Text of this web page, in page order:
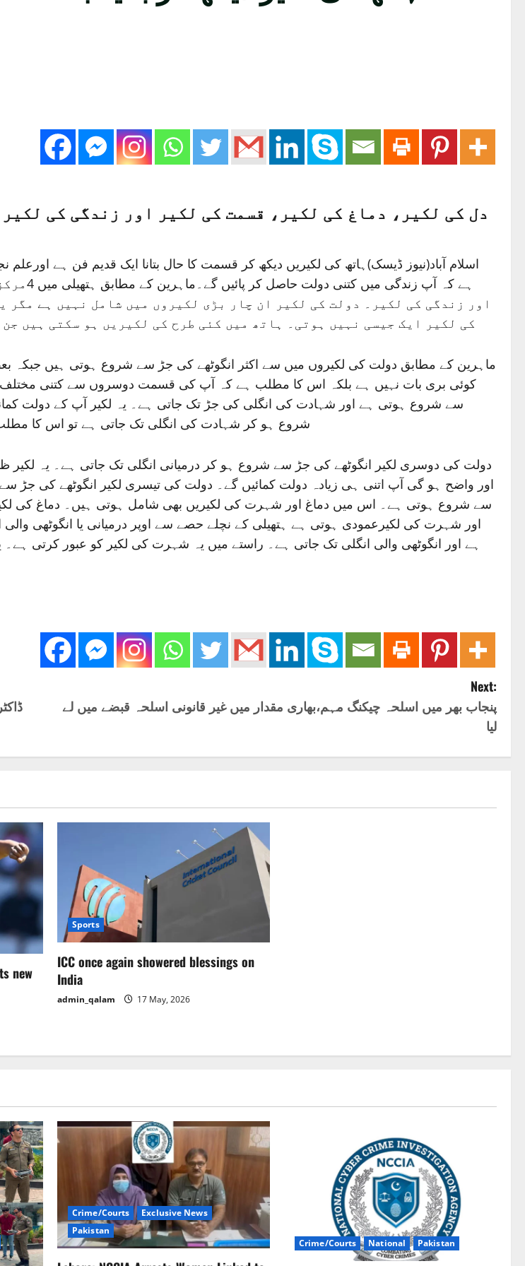
دل کی لکیر، دماغ کی لکیر، قسمت کی لکیر اور زندگی کی
اسلام آباد(نیوز ڈیسک)ہاتھ کی لکیریں دیکھ کر قسمت کا حال بتانا ایک قدیم فن ہے
ہے کہ
اور زندگی کی لکیر۔ دولت کی لکیر ان چار بڑی لکیروں میں شامل نہیں ہے
کی لکیر ایک جیسی نہیں ہوتی۔ ہاتھ میں کئی طرح کی لکیریں ہو سکتی ہیں
ماہرین کے مطابق دولت کی لکیروں میں سے اکثر انگوٹھے کی جڑ سے شروع ہوتی ہیں جبکہ
کوئی بری بات نہیں ہے بلکہ اس کا مطلب ہے کہ آپ کی قسمت دوسروں سے کتنی مختلف
سے شروع ہوتی ہے اور شہادت کی انگلی کی جڑ تک جاتی ہے۔ یہ لکیر آپ کے دولت
شروع ہو کر شہادت کی انگلی تک جاتی ہے تو اس کا
دولت کی دوسری لکیر انگوٹھے کی جڑ سے شروع ہو کر درمیانی انگلی تک جاتی ہے۔ یہ لکیر
اور واضح ہو گی آپ اتنی ہی زیادہ دولت کمائیں گے۔ دولت کی تیسری لکیر انگوٹھے کی
سے شروع ہوتی ہے۔ اس میں دماغ اور شہرت کی لکیریں بھی شامل ہوتی ہیں۔ دماغ کی
اور شہرت کی لکیرعمودی ہوتی ہے ہتھیلی کے نچلے حصے سے اوپر درمیانی یا انگوٹھی
ہے اور انگوٹھی والی انگلی تک جاتی ہے۔ راستے میں یہ شہرت کی لکیر کو عبور کرتی
Next:
پنجاب بھر میں اسلحہ چیکنگ مہم،بھاری مقدار میں غیر قانونی اسلحہ قبضے میں لے
لیا
new
Sports
ICC once again showered blessings on
India
admin_qalam 17 May, 2026
Crime/Courts
Exclusive News
Pakistan
Crime/Courts National Pakistan